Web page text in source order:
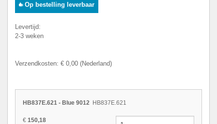
Op bestelling leverbaar
Levertijd:
2-3 weken
Verzendkosten: € 0,00 (Nederland)
HB837E.621 - Blue 9012 HB837E.621
€ 150,18